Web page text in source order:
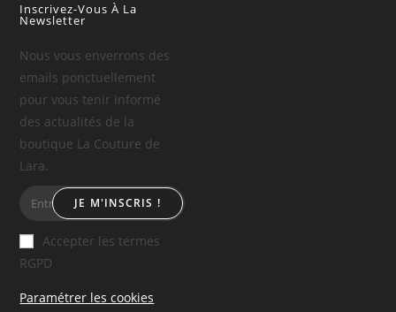
Inscrivez-Vous À La
Newsletter
Nous vous enverrons des
emails ponctuellement
pour vous tenir informé
des actualités de la
boutique La Couture de
Lara.
JE M'INSCRIS !
Accepter les termes
RGPD
Paramétrer les cookies